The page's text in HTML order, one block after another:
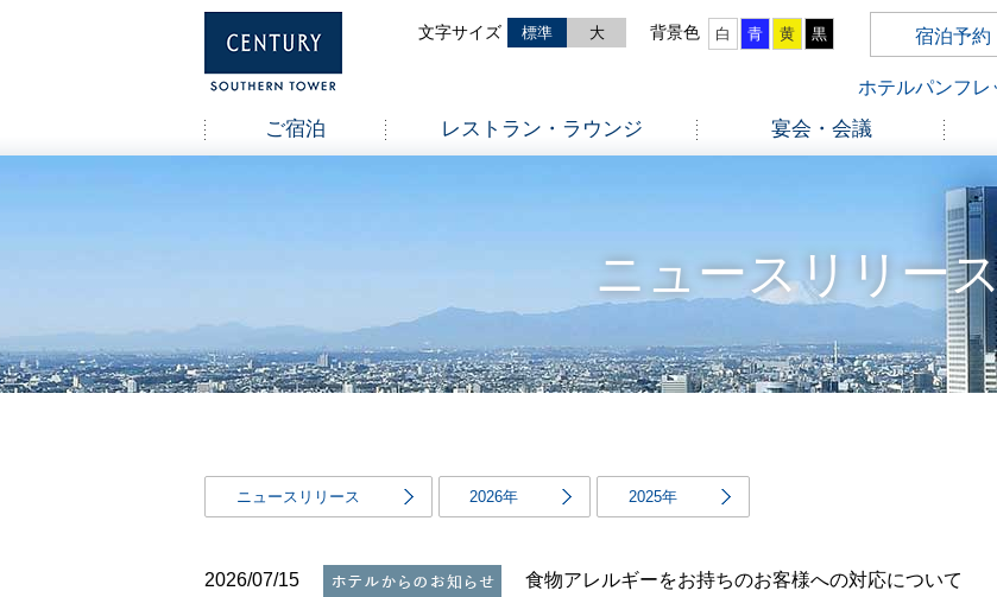
標準 大 白 青 黄 黒 宿泊予約
ホテルパンフレ
ご宿泊 レストラン・ラウンジ 宴会・会議
ニュースリリー
ニュースリリース 2026年 2025年
2026/07/15 食物アレルギーをお持ちのお客様への対応について